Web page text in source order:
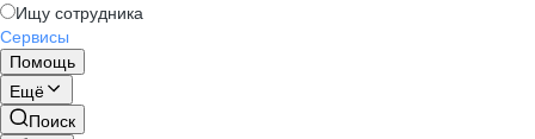
Ищу сотрудника
Сервисы
Помощь
Ещё
Поиск